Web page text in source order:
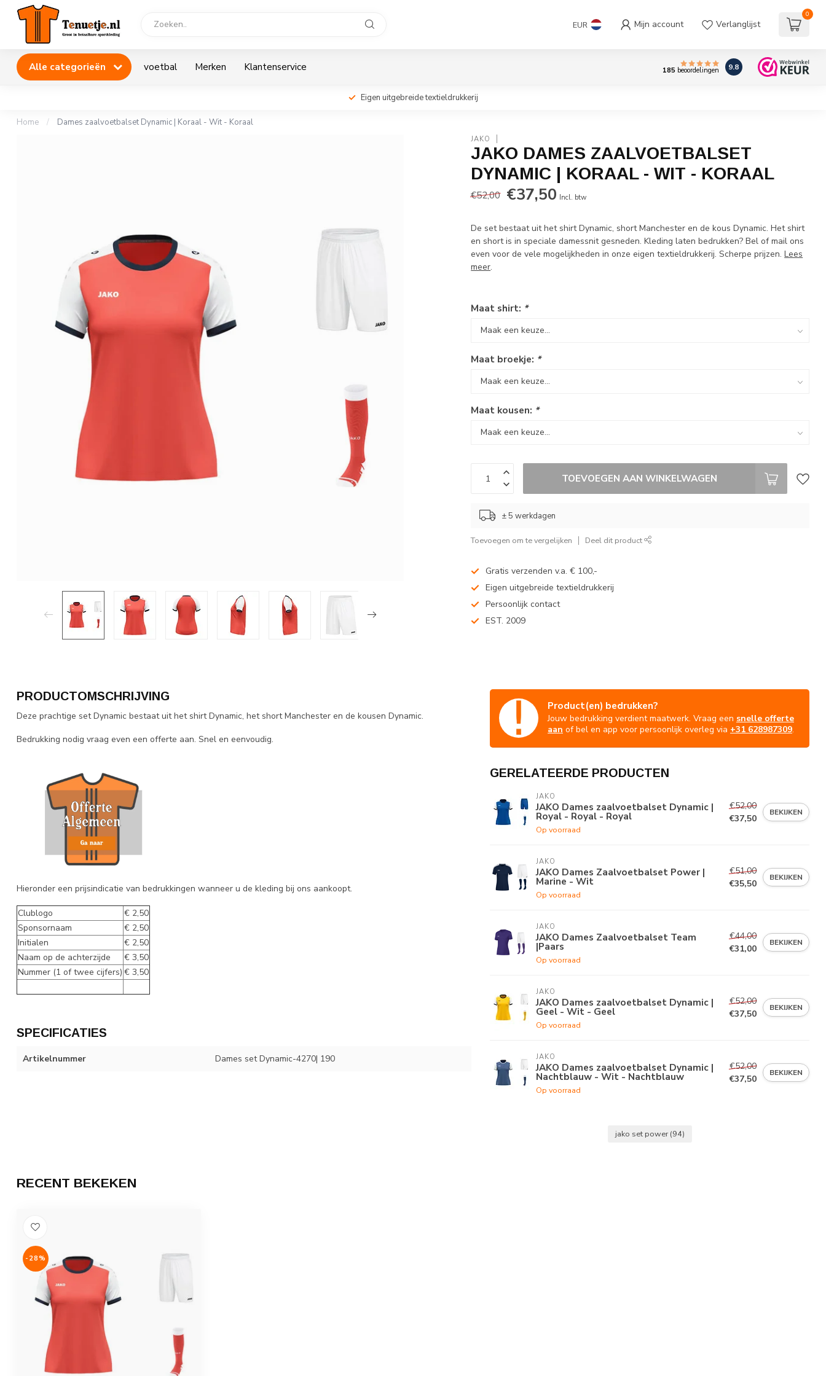
EUR Mijn account Verlanglijst
0
Alle categorieën voetbal Merken Klantenservice 185 beoordelingen 9.8
Eigen uitgebreide textieldrukkerij
Home / Dames zaalvoetbalset Dynamic | Koraal - Wit - Koraal
JAKO
JAKO DAMES ZAALVOETBALSET
DYNAMIC | KORAAL - WIT - KORAAL
€52,00 €37,50 Incl. btw
De set bestaat uit het shirt Dynamic, short Manchester en de kous Dynamic. Het shirt
en short is in speciale damessnit gesneden. Kleding laten bedrukken? Bel of mail ons
even voor de vele mogelijkheden in onze eigen textieldrukkerij. Scherpe prijzen.Lees
meer.
Maat shirt: *
Maat broekje: *
Maat kousen: *
TOEVOEGEN AAN WINKELWAGEN
± 5 werkdagen
Toevoegen om te vergelijken Deel dit product
Gratis verzenden v.a. € 100,-
Eigen uitgebreide textieldrukkerij
Persoonlijk contact
EST. 2009
PRODUCTOMSCHRIJVING
Deze prachtige set Dynamic bestaat uit het shirt Dynamic, het short Manchester en de kousen Dynamic.
Bedrukking nodig vraag even een offerte aan. Snel en eenvoudig.
Hieronder een prijsindicatie van bedrukkingen wanneer u de kleding bij ons aankoopt.
Clublogo
€ 2,50
Sponsornaam
€ 2,50
Initialen
€ 2,50
Naam op de achterzijde
€ 3,50
Nummer (1 of twee cijfers) € 3,50
SPECIFICATIES
Artikelnummer Dames set Dynamic-4270| 190
Product(en) bedrukken?
Jouw bedrukking verdient maatwerk. Vraag een snelle offerte
aan of bel en app voor persoonlijk overleg via +31 628987309.
GERELATEERDE PRODUCTEN
JAKO
JAKO Dames zaalvoetbalset Dynamic |
Royal - Royal - Royal
Op voorraad
€52,00
€37,50
BEKIJKEN
JAKO
JAKO Dames Zaalvoetbalset Power |
Marine - Wit
Op voorraad
€51,00
€35,50
BEKIJKEN
JAKO
JAKO Dames Zaalvoetbalset Team
|Paars
Op voorraad
€44,00
€31,00
BEKIJKEN
JAKO
JAKO Dames zaalvoetbalset Dynamic |
Geel - Wit - Geel
Op voorraad
€52,00
€37,50
BEKIJKEN
JAKO
JAKO Dames zaalvoetbalset Dynamic |
Nachtblauw - Wit - Nachtblauw
Op voorraad
€52,00
€37,50
BEKIJKEN
jako set power (94)
RECENT BEKEKEN
-28%